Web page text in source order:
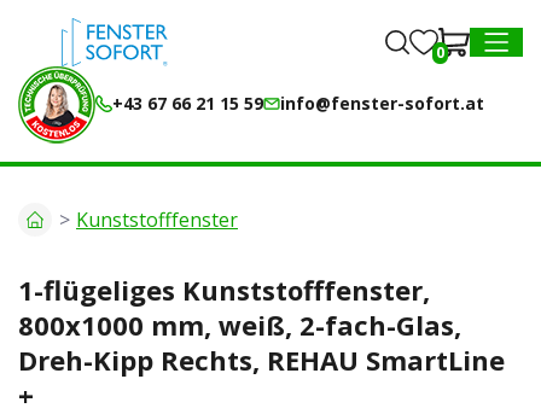
MENU
+43 67 66 21 15 59 info@fenster-sofort.at
0
Kunststofffenster
1-flügeliges Kunststofffenster,
800x1000 mm, weiß, 2-fach-Glas,
Dreh-Kipp Rechts, REHAU SmartLine
+